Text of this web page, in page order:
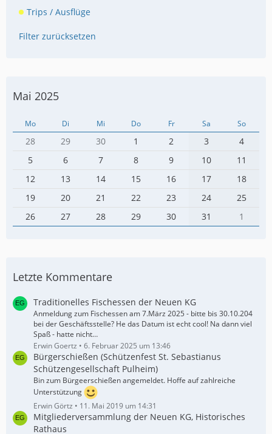
Trips / Ausflüge
Filter zurücksetzen
Mai 2025
Mo Di Mi Do Fr Sa So
28 29 30 1 2 3
4
5
6 7 8 9 10
11
12
13 14 15 16 17
18
19
20 21 22 23 24
25
26
27 28 29 30 31 1
Letzte Kommentare
Traditionelles Fischessen der Neuen KG
Anmeldung zum Fischessen am 7.März 2025 - bitte bis 30.10.204
bei der Geschäftsstelle? He das Datum ist echt cool! Na dann viel
Spaß - hatte nicht…
Erwin Goertz
6. Februar 2025 um 13:46
Bürgerschießen (Schützenfest St. Sebastianus
Schützengesellschaft Pulheim)
Bin zum Bürgeerschießen angemeldet. Hoffe auf zahlreiche
Unterstützung
Erwin Görtz
11. Mai 2019 um 14:31
Mitgliederversammlung der Neuen KG, Historisches
Rathaus